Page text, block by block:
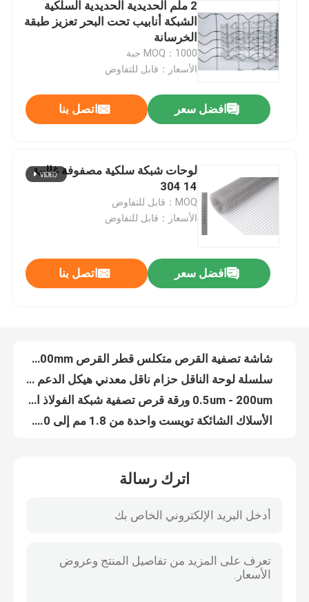
المنزل
حولنا
مراقبة الجودة
اتصل بنا
القضايا
2 ملم الحديدية الحديدية السلكية
الشبكة أنابيب تحت البحر تعزيز طبقة
الخرسانة
MOQ：1000 حبة
الأسعار：قابل للتفاوض
افضل سعر اتصل بنا
لوحات شبكة سلكية مصفوفة غالبية
14 304
MOQ：قابل للتفاوض
الأسعار：قابل للتفاوض
افضل سعر اتصل بنا
حزام ناقل معدني من الفولاذ الخفيف مقوى بحزام ناقل بسلسلة SS
سلسلة لوحة الناقل حزام ناقل معدني هيكل الدعم الذاتي
0.5um - 200um ورقة قرص تصفية شبكة الفولاذ المقاوم للصدأ 304
الأسلاك الشائكة تويست واحدة من 1.8 مم إلى 3.0 مم قطر السلك
حزام ناقل سلم متعدد الاستخدامات من الفولاذ الكربوني والفولاذ المجلفن
اترك رسالة